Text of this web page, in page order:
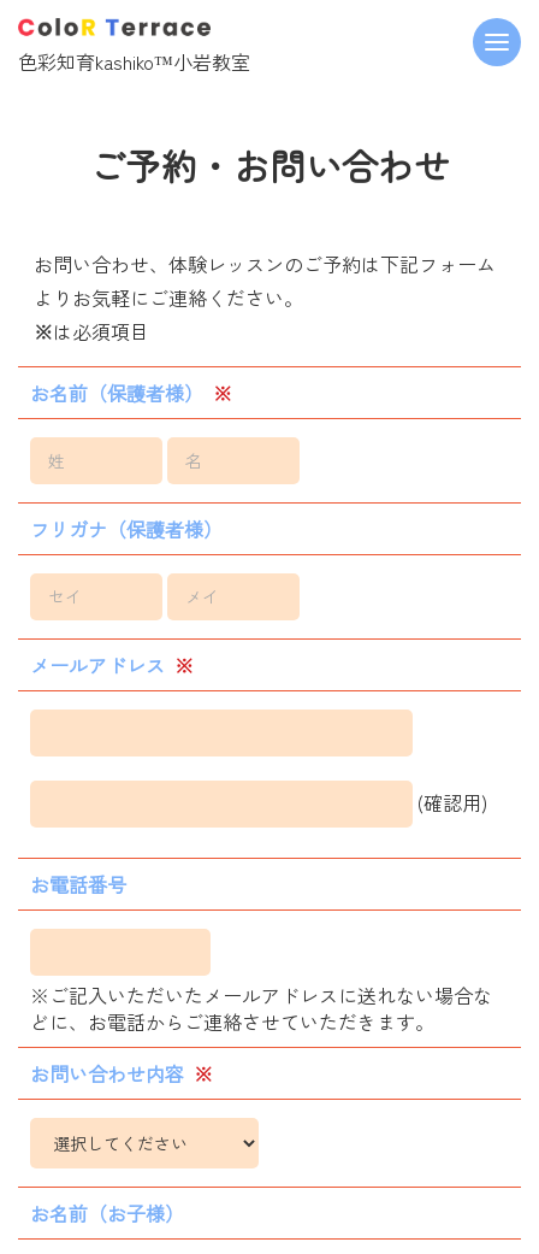
色彩知育kashiko™︎小岩教室
ご予約・お問い合わせ
お問い合わせ、体験レッスンのご予約は下記フォーム
よりお気軽にご連絡ください。
※は必須項目
お名前（保護者様） ※
フリガナ（保護者様）
メールアドレス ※
(確認用)
お電話番号
※ご記入いただいたメールアドレスに送れない場合な
どに、お電話からご連絡させていただきます。
お問い合わせ内容 ※
お名前（お子様）